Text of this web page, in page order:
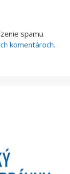
spamu.
komentároch.